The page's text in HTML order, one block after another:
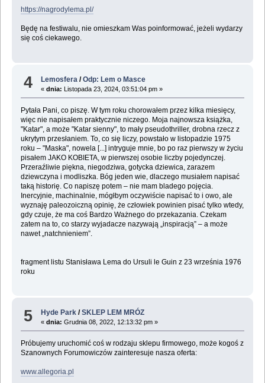
https://nagrodylema.pl/
Będę na festiwalu, nie omieszkam Was poinformować, jeżeli wydarzy
się coś ciekawego.
4 Lemosfera /Odp: Lem o Masce
«dnia: Listopada 23, 2024, 03:51:04 pm »
Pytała Pani, co piszę. W tym roku chorowałem przez kilka miesięcy,
więc nie napisałem praktycznie niczego. Moja najnowsza książka,
"Katar", a może "Katar sienny", to mały pseudothriller, drobna rzecz z
ukrytym przesłaniem. To, co się liczy, powstało w listopadzie 1975
roku – "Maska", nowela [...] intryguje mnie, bo po raz pierwszy w życiu
pisałem JAKO KOBIETA, w pierwszej osobie liczby pojedynczej.
Przeraźliwie piękna, niegodziwa, gotycka dziewica, zarazem
dziewczyna i modliszka. Bóg jeden wie, dlaczego musiałem napisać
taką historię. Co napiszę potem – nie mam bladego pojęcia.
Inercyjnie, machinalnie, mógłbym oczywiście napisać to i owo, ale
wyznaję paleozoiczną opinię, że człowiek powinien pisać tylko wtedy,
gdy czuje, że ma coś Bardzo Ważnego do przekazania. Czekam
zatem na to, co starzy wyjadacze nazywają „inspiracją” – a może
nawet „natchnieniem”.
fragment listu Stanisława Lema do Ursuli le Guin z 23 września 1976
roku
5 Hyde Park /SKLEP LEM MRÓZ
«dnia: Grudnia 08, 2022, 12:13:32 pm »
Próbujemy uruchomić coś w rodzaju sklepu firmowego, może kogoś z
Szanownych Forumowiczów zainteresuje nasza oferta:
www.allegoria.pl